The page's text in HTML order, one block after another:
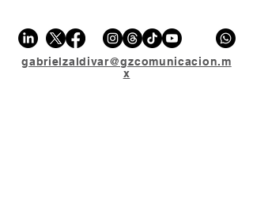
gabrielzaldivar@gzcomunicacion.m
x